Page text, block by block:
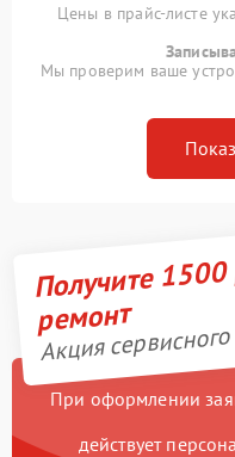
Цены в прайс-листе
Мы проверим ваше
Получите
ремонт
Акция
При оформлении
действует